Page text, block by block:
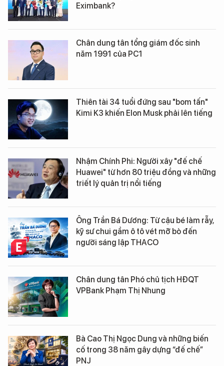
Eximbank?
Chân dung tân tổng giám đốc sinh
năm 1991 của PC1
Thiên tài 34 tuổi đứng sau "bom tấn"
Kimi K3 khiến Elon Musk phải lên tiếng
Nhậm Chính Phi: Người xây "đế chế
Huawei" từ hơn 80 triệu đồng và những
triết lý quản trị nổi tiếng
Ông Trần Bá Dương: Từ cậu bé làm rẫy,
kỹ sư chui gầm ô tô vét mỡ bò đến
người sáng lập THACO
Chân dung tân Phó chủ tịch HĐQT
VPBank Phạm Thị Nhung
Bà Cao Thị Ngọc Dung và những biến
cố trong 38 năm gây dựng “đế chế”
PNJ